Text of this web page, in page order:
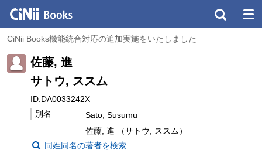
CiNii Books機能統合対応の追加実施をいたしました
佐藤, 進
サトウ, ススム
ID:DA0033242X
別名
Sato, Susumu
佐藤, 進 （サトウ, ススム）
同姓同名の著者を検索